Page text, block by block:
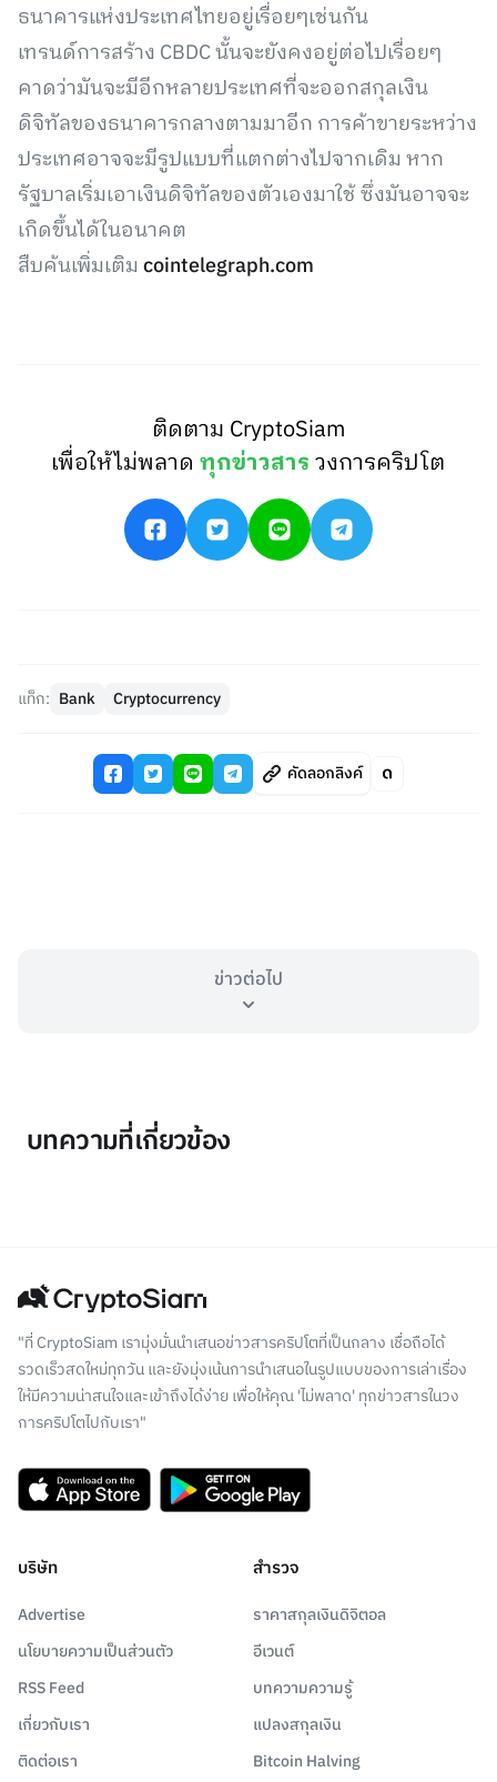
ธนาคารแห่งประเทศไทยอยู่เรื่อยๆเช่นกัน
เทรนด์การสร้าง CBDC นั้นจะยังคงอยู่ต่อไปเรื่อยๆ
คาดว่ามันจะมีอีกหลายประเทศที่จะออกสกุลเงิน
ดิจิทัลของธนาคารกลางตามมาอีก​ การค้าขายระหว่าง
ประเทศอาจจะมีรูปแบบที่แตกต่างไปจากเดิม หาก
รัฐบาลเริ่มเอาเงินดิจิทัลของตัวเองมาใช้ ซึ่งมันอาจจะ
เกิดขึ้นได้ในอนาคต
สืบค้นเพิ่มเติม cointelegraph.com
ติดตาม CryptoSiam
เพื่อให้ไม่พลาดทุกข่าวสารวงการคริปโต
แท็ก: Bank Cryptocurrency
คัดลอกลิงค์
ข่าวต่อไป
บทความที่เกี่ยวข้อง
"ที่ CryptoSiam เรามุ่งมั่นนำเสนอข่าวสารคริปโตที่เป็นกลาง เชื่อถือได้
รวดเร็วสดใหม่ทุกวัน และยังมุ่งเน้นการนำเสนอในรูปแบบของการเล่าเรื่อง
ให้มีความน่าสนใจและเข้าถึงได้ง่าย เพื่อให้คุณ 'ไม่พลาด' ทุกข่าวสารในวง
การคริปโตไปกับเรา"
บริษัท
Advertise
นโยบายความเป็นส่วนตัว
RSS Feed
เกี่ยวกับเรา
ติดต่อเรา
สำรวจ
ราคาสกุลเงินดิจิตอล
อีเวนต์
บทความความรู้
แปลงสกุลเงิน
Bitcoin Halving